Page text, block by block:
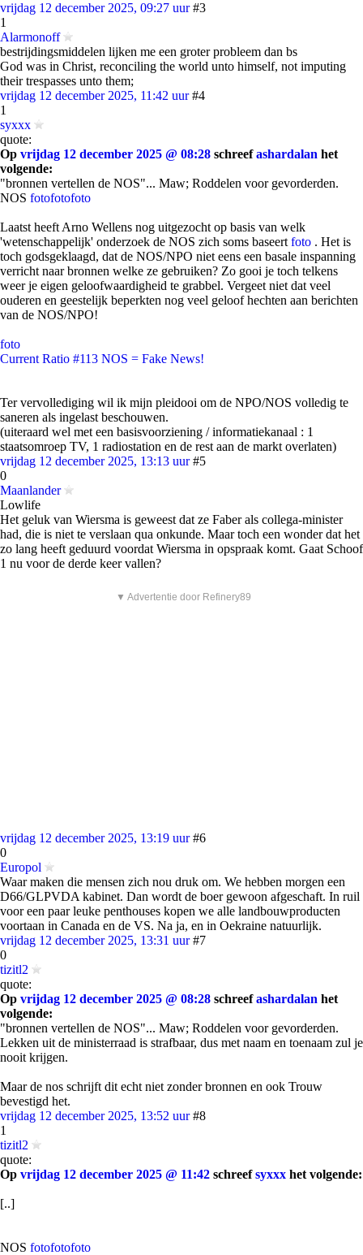
vrijdag 12 december 2025, 09:27 uur #3
1
Alarmonoff
bestrijdingsmiddelen lijken me een groter probleem dan bs
God was in Christ, reconciling the world unto himself, not imputing
their trespasses unto them;
vrijdag 12 december 2025, 11:42 uur #4
1
syxxx
quote:
Op vrijdag 12 december 2025 @ 08:28 schreefashardalan het
volgende:
"bronnen vertellen de NOS"... Maw; Roddelen voor gevorderden.
NOS fotofotofoto
Laatst heeft Arno Wellens nog uitgezocht op basis van welk
'wetenschappelijk' onderzoek de NOS zich soms baseert foto . Het is
toch godsgeklaagd, dat de NOS/NPO niet eens een basale inspanning
verricht naar bronnen welke ze gebruiken? Zo gooi je toch telkens
weer je eigen geloofwaardigheid te grabbel. Vergeet niet dat veel
ouderen en geestelijk beperkten nog veel geloof hechten aan berichten
van de NOS/NPO!
foto
Current Ratio #113 NOS = Fake News!
Ter vervollediging wil ik mijn pleidooi om de NPO/NOS volledig te
saneren als ingelast beschouwen.
(uiteraard wel met een basisvoorziening / informatiekanaal : 1
staatsomroep TV, 1 radiostation en de rest aan de markt overlaten)
vrijdag 12 december 2025, 13:13 uur #5
0
Maanlander
Lowlife
Het geluk van Wiersma is geweest dat ze Faber als collega-minister
had, die is niet te verslaan qua onkunde. Maar toch een wonder dat het
zo lang heeft geduurd voordat Wiersma in opspraak komt. Gaat Schoof
1 nu voor de derde keer vallen?
▼ Advertentie door Refinery89
vrijdag 12 december 2025, 13:19 uur #6
0
Europol
Waar maken die mensen zich nou druk om. We hebben morgen een
D66/GLPVDA kabinet. Dan wordt de boer gewoon afgeschaft. In ruil
voor een paar leuke penthouses kopen we alle landbouwproducten
voortaan in Canada en de VS. Na ja, en in Oekraine natuurlijk.
vrijdag 12 december 2025, 13:31 uur #7
0
tizitl2
quote:
Op vrijdag 12 december 2025 @ 08:28 schreefashardalan het
volgende:
"bronnen vertellen de NOS"... Maw; Roddelen voor gevorderden.
Lekken uit de ministerraad is strafbaar, dus met naam en toenaam zul je
nooit krijgen.
Maar de nos schrijft dit echt niet zonder bronnen en ook Trouw
bevestigd het.
vrijdag 12 december 2025, 13:52 uur #8
1
tizitl2
quote:
Op vrijdag 12 december 2025 @ 11:42 schreefsyxxx het volgende:
[..]
NOS fotofotofoto